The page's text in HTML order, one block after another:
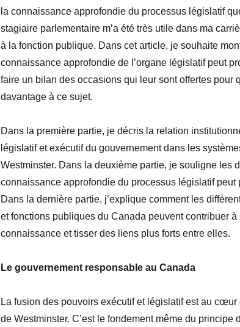
la connaissance approfondie du processus législatif
stagiaire parlementaire m’a été très utile dans ma
à la fonction publique. Dans cet article, je souhaite
connaissance approfondie de l’organe législatif peut
faire un bilan des occasions qui leur sont offertes pour
davantage à ce sujet.
Dans la première partie, je décris la relation
législatif et exécutif du gouvernement dans les
Westminster. Dans la deuxième partie, je souligne les
connaissance approfondie du processus législatif peut
Dans la dernière partie, j’explique comment les
et fonctions publiques du Canada peuvent contribuer à
connaissance et tisser des liens plus forts entre elles.
Le gouvernement responsable au Canada
La fusion des pouvoirs exécutif et législatif est au
de Westminster. C’est le fondement même du principe